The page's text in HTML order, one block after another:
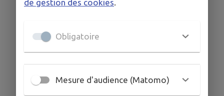
de gestion des cookies
Obligatoire
Mesure d'audience (Matomo)